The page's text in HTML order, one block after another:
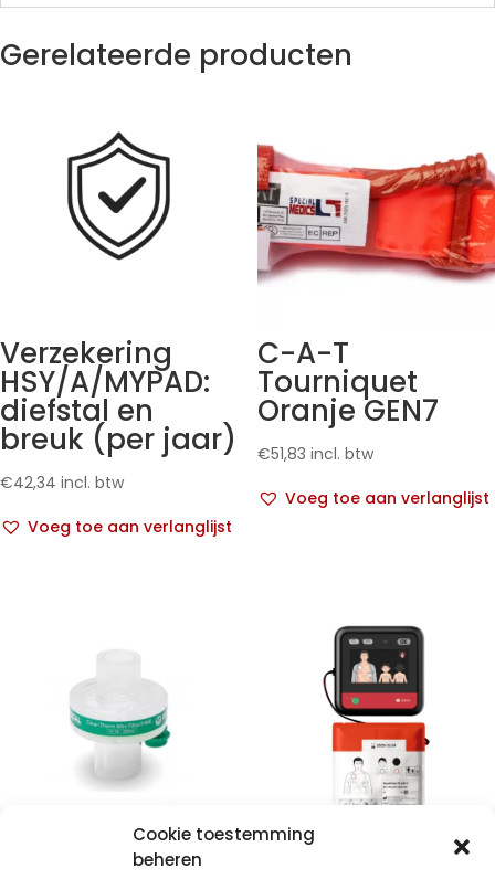
Cookie toestemming
beheren
Gerelateerde producten
Verzekering
HSY/A/MYPAD:
diefstal en
breuk (per jaar)
€42,34 incl. btw
Voeg toe aan verlanglijst
C-A-T
Tourniquet
Oranje GEN7
€51,83 incl. btw
Voeg toe aan verlanglijst
Clear-therm